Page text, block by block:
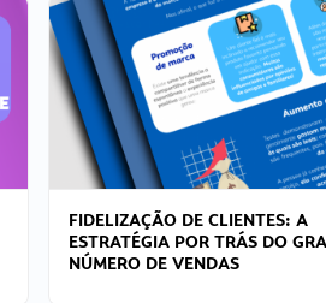
FIDELIZAÇÃO DE CLIENTES: A
ESTRATÉGIA POR TRÁS DO
NÚMERO DE VENDAS